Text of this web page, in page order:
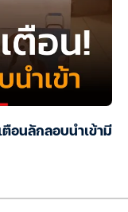
ตือนลักลอบนำเข้ามี